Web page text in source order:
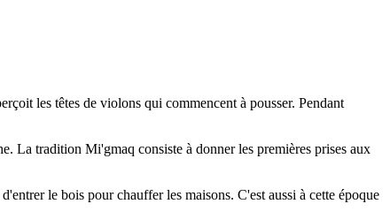
les têtes de violons qui commencent à pousser. Pendant
La tradition Mi'gmaq consiste à donner les premières prises aux
le bois pour chauffer les maisons. C'est aussi à cette époque